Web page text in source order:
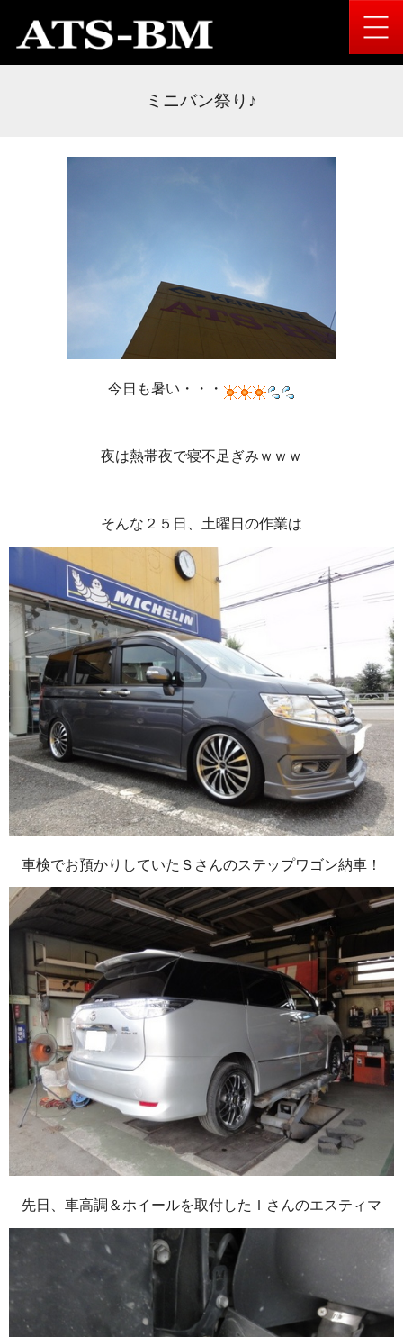
ミニバン祭り♪
今日も暑い・・・
夜は熱帯夜で寝不足ぎみｗｗｗ
そんな２５日、土曜日の作業は
車検でお預かりしていたＳさんのステップワゴン納車！
先日、車高調＆ホイールを取付したＩさんのエスティマ